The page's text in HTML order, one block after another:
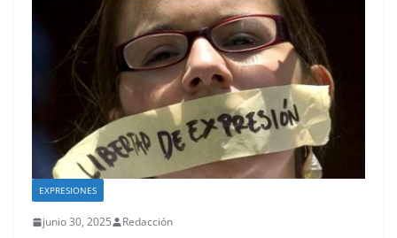
EXPRESIONES
junio 30, 2025 Redacción